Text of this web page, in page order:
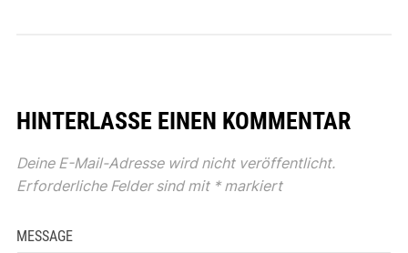
HINTERLASSE EINEN KOMMENTAR
Deine E-Mail-Adresse wird nicht veröffentlicht.
Erforderliche Felder sind mit *markiert
MESSAGE